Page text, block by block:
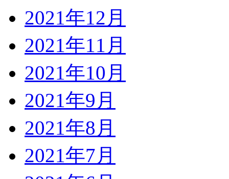
2021年12月
2021年11月
2021年10月
2021年9月
2021年8月
2021年7月